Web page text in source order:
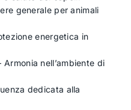
generale per animali
energetica in
nell’ambiente di
dedicata alla